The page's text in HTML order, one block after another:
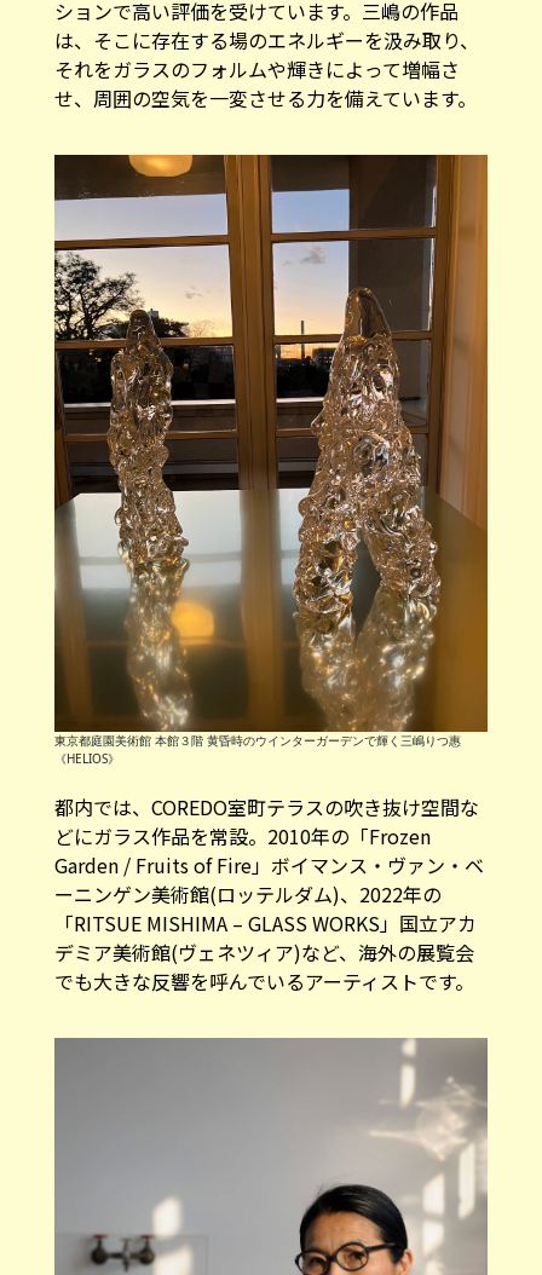
ションで高い評価を受けています。三嶋の作品
は、そこに存在する場のエネルギーを汲み取り、
それをガラスのフォルムや輝きによって増幅さ
せ、周囲の空気を一変させる力を備えています。
東京都庭園美術館 本館３階 黄昏時のウインターガーデンで輝く三嶋りつ惠
《HELIOS》
都内では、COREDO室町テラスの吹き抜け空間な
どにガラス作品を常設。2010年の「Frozen
Garden / Fruits of Fire」ボイマンス・ヴァン・ベ
ーニンゲン美術館(ロッテルダム)、2022年の
「RITSUE MISHIMA – GLASS WORKS」国立アカ
デミア美術館(ヴェネツィア)など、海外の展覧会
でも大きな反響を呼んでいるアーティストです。